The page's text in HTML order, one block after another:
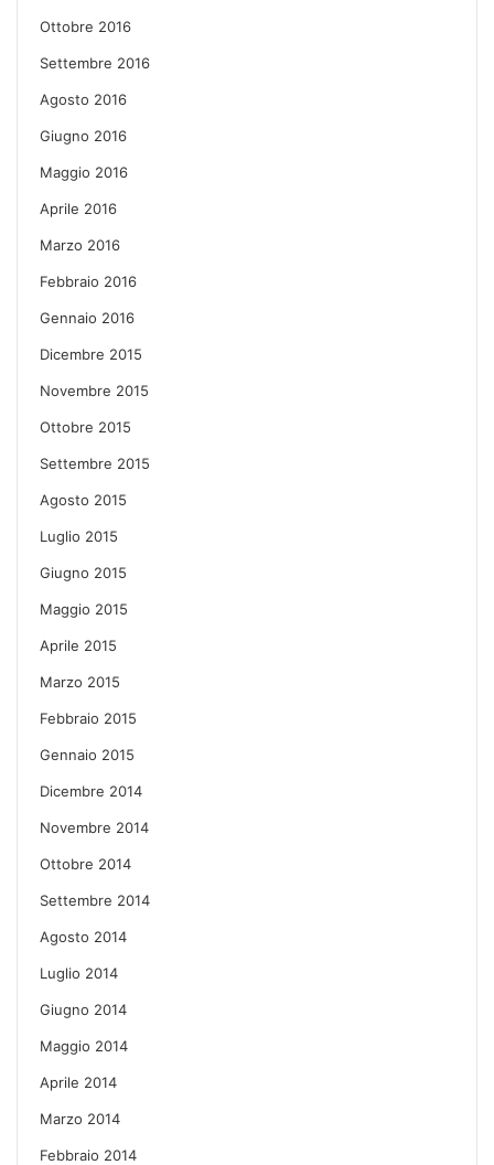
Ottobre 2016
Settembre 2016
Agosto 2016
Giugno 2016
Maggio 2016
Aprile 2016
Marzo 2016
Febbraio 2016
Gennaio 2016
Dicembre 2015
Novembre 2015
Ottobre 2015
Settembre 2015
Agosto 2015
Luglio 2015
Giugno 2015
Maggio 2015
Aprile 2015
Marzo 2015
Febbraio 2015
Gennaio 2015
Dicembre 2014
Novembre 2014
Ottobre 2014
Settembre 2014
Agosto 2014
Luglio 2014
Giugno 2014
Maggio 2014
Aprile 2014
Marzo 2014
Febbraio 2014